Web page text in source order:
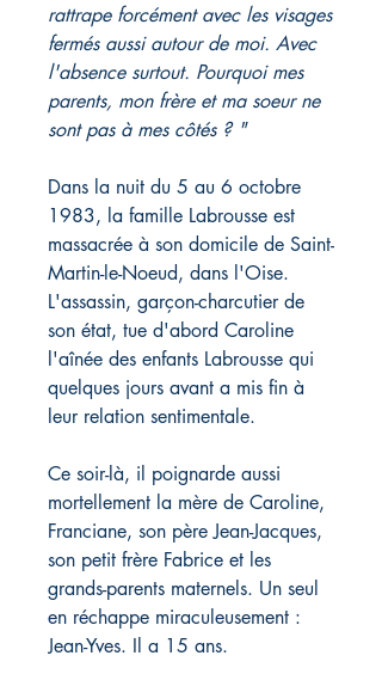
rattrape forcément avec les visages
fermés aussi autour de moi. Avec
l'absence surtout. Pourquoi mes
parents, mon frère et ma soeur ne
sont pas à mes côtés ? "
Dans la nuit du 5 au 6 octobre
1983, la famille Labrousse est
massacrée à son domicile de Saint-
Martin-le-Noeud, dans l'Oise.
L'assassin, garçon-charcutier de
son état, tue d'abord Caroline
l'aînée des enfants Labrousse qui
quelques jours avant a mis fin à
leur relation sentimentale.
Ce soir-là, il poignarde aussi
mortellement la mère de Caroline,
Franciane, son père Jean-Jacques,
son petit frère Fabrice et les
grands-parents maternels. Un seul
en réchappe miraculeusement :
Jean-Yves. Il a 15 ans.